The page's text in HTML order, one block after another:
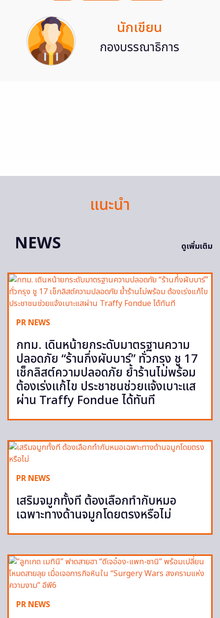
นักเขียน
กองบรรณาธิการ
แนะนำ
NEWS
ดูเพิ่มเติม
PR NEWS
กทม. เดินหน้ายกระดับมาตรฐานความ
ปลอดภัย “ร้านกึ่งผับบาร์” ทั่วกรุง ชู 17
เช็กลิสต์ความปลอดภัย ย้ำร้านไม่พร้อม
ต้องเร่งแก้ไข ประชาชนช่วยแจ้งเบาะแส
ผ่าน Traffy Fondue ได้ทันที
PR NEWS
เสริมจมูกทั้งที ต้องเลือกทำกับหมอ
เฉพาะทางด้านจมูกโดยตรงหรือไม่
PR NEWS